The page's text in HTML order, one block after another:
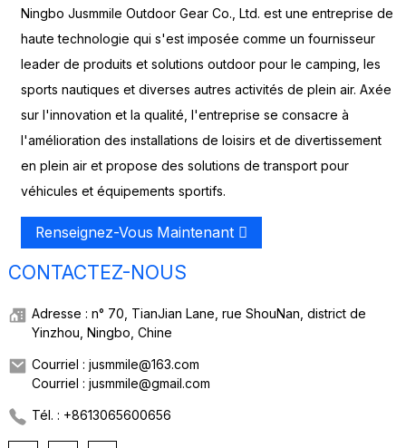
Ningbo Jusmmile Outdoor Gear Co., Ltd. est une entreprise de
haute technologie qui s'est imposée comme un fournisseur
leader de produits et solutions outdoor pour le camping, les
sports nautiques et diverses autres activités de plein air. Axée
sur l'innovation et la qualité, l'entreprise se consacre à
l'amélioration des installations de loisirs et de divertissement
en plein air et propose des solutions de transport pour
véhicules et équipements sportifs.
Renseignez-Vous Maintenant
CONTACTEZ-NOUS
Adresse : n° 70, TianJian Lane, rue ShouNan, district de
Yinzhou, Ningbo, Chine
Courriel : jusmmile@163.com
Courriel : jusmmile@gmail.com
Tél. : +8613065600656